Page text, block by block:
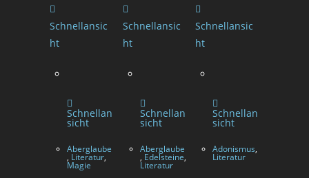
Schnellansic
ht
Schnellan
sicht
Aberglaube
, Literatur,
Magie
Schnellansic
ht
Schnellan
sicht
Aberglaube
, Edelsteine,
Literatur
Schnellansic
ht
Schnellan
sicht
Adonismus,
Literatur